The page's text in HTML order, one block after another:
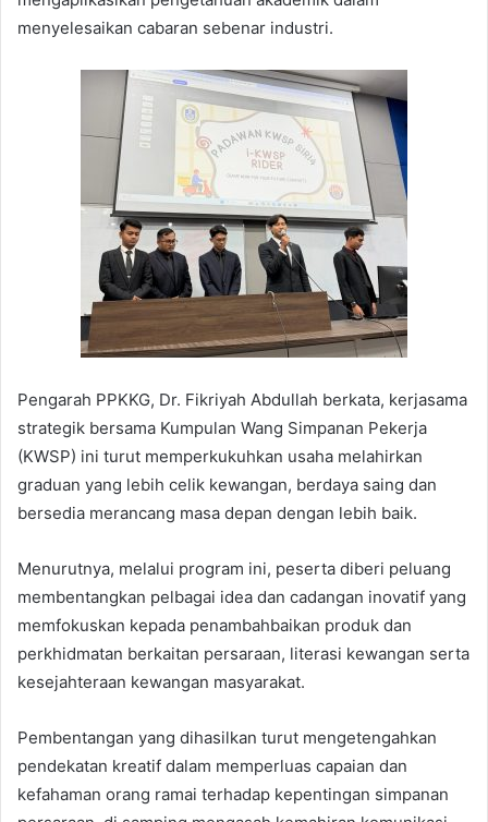
menyelesaikan cabaran sebenar industri.
Pengarah PPKKG, Dr. Fikriyah Abdullah berkata, kerjasama
strategik bersama Kumpulan Wang Simpanan Pekerja
(KWSP) ini turut memperkukuhkan usaha melahirkan
graduan yang lebih celik kewangan, berdaya saing dan
bersedia merancang masa depan dengan lebih baik.
Menurutnya, melalui program ini, peserta diberi peluang
membentangkan pelbagai idea dan cadangan inovatif yang
memfokuskan kepada penambahbaikan produk dan
perkhidmatan berkaitan persaraan, literasi kewangan serta
kesejahteraan kewangan masyarakat.
Pembentangan yang dihasilkan turut mengetengahkan
pendekatan kreatif dalam memperluas capaian dan
kefahaman orang ramai terhadap kepentingan simpanan